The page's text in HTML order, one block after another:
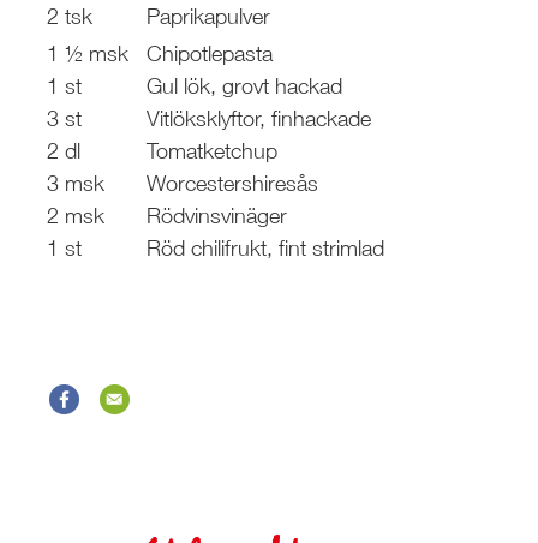
2 tsk
Paprikapulver
1 ½ msk
Chipotlepasta
1 st
Gul lök, grovt hackad
3 st
Vitlöksklyftor, finhackade
2 dl
Tomatketchup
3 msk
Worcestershiresås
2 msk
Rödvinsvinäger
1 st
Röd chilifrukt, fint strimlad